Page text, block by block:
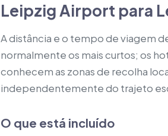
Leipzig Airport para
A distância e o tempo de viagem
normalmente os mais curtos; os
conhecem as zonas de recolha
independentemente do trajeto
O que está incluído